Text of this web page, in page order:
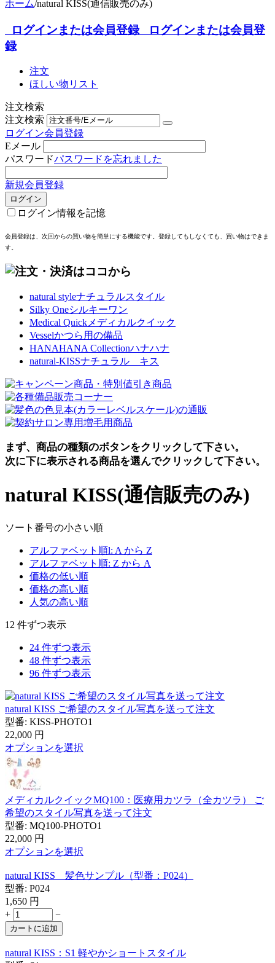
ホーム/natural KISS(通信販売のみ)
ログインまたは会員登録
ログインまたは会員登
録
注文
ほしい物リスト
注文検索
注文検索
ログイン会員登録
Eメール
パスワードパスワードを忘れました
新規会員登録
ログイン
ログイン情報を記憶
会員登録は、次回からの買い物を簡単にする機能です。登録してもしなくても、買い物はできま
す。
natural styleナチュラルスタイル
Silky Oneシルキーワン
Medical Quick メディカルクイック
Vesselかつら用の備品
HANAHANA Collectionハナハナ
natural-KISSナチュラル キス
まず、商品の種類のボタンをクリックして下さい。
次に下に表示される商品を選んでクリックして下さい。
natural KISS(通信販売のみ)
ソート番号の小さい順
アルファベット順l: A から Z
アルファベット順: Z から A
価格の低い順
価格の高い順
人気の高い順
12 件ずつ表示
24 件ずつ表示
48 件ずつ表示
96 件ずつ表示
natural KISS ご希望のスタイル写真を送って注文
型番: KISS-PHOTO1
22,000 円
オプションを選択
メディカルクイックMQ100：医療用カツラ（全カツラ） ご
希望のスタイル写真を送って注文
型番: MQ100-PHOTO1
22,000 円
オプションを選択
natural KISS 髪色サンプル（型番：P024）
型番: P024
1,650 円
+
−
カートに追加
natural KISS：S1 軽やかショートスタイル